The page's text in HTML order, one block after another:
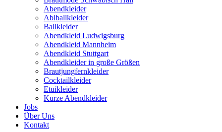
Abendkleider
Abiballkleider
Ballkleider
Abendkleid Ludwigsburg
Abendkleid Mannheim
Abendkleid Stuttgart
Abendkleider in große Größen
Brautjungfernkleider
Cocktailkleider
Etuikleider
Kurze Abendkleider
Jobs
Über Uns
Kontakt